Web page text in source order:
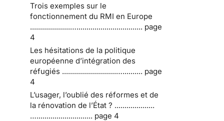
Trois exemples sur le
fonctionnement du RMI en Europe
....................…................................. page
4
Les hésitations de la politique
européenne d’intégration des
réfugiés ...........................….......... page
4
L’usager, l’oublié des réformes et de
la rénovation de l’État ? ....................
…............................ page 4